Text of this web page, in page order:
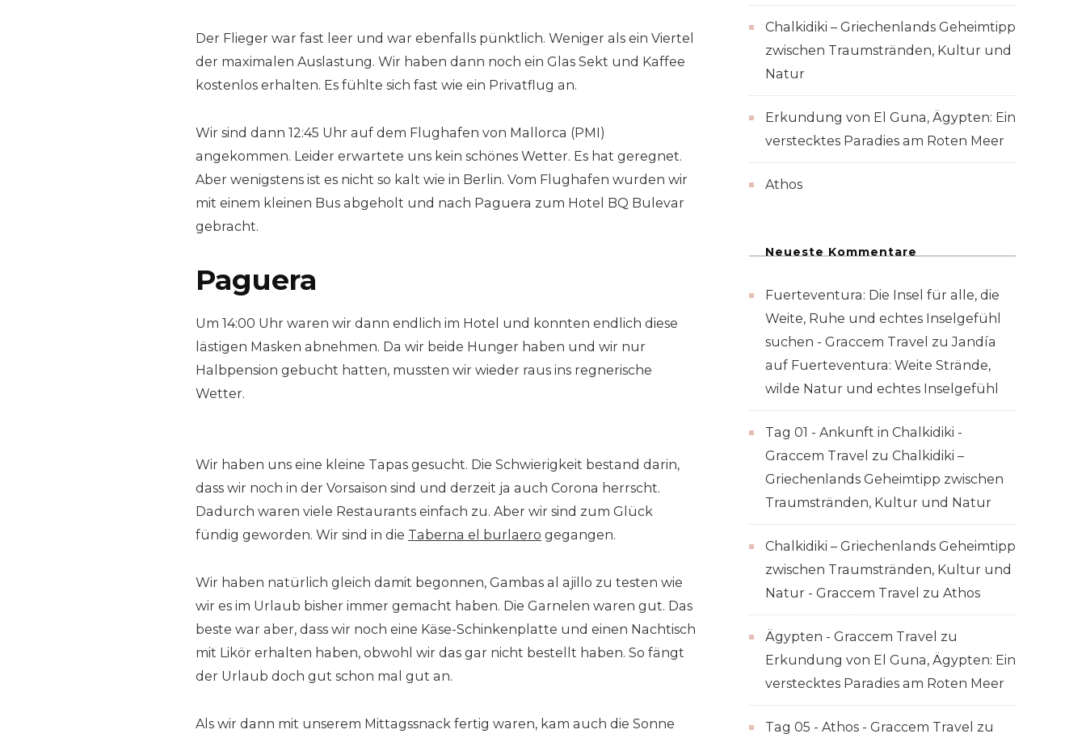
Der Flieger war fast leer und war ebenfalls pünktlich. Weniger als ein Viertel
der maximalen Auslastung. Wir haben dann noch ein Glas Sekt und Kaffee
kostenlos erhalten. Es fühlte sich fast wie ein Privatflug an.
Wir sind dann 12:45 Uhr auf dem Flughafen von Mallorca (PMI)
angekommen. Leider erwartete uns kein schönes Wetter. Es hat geregnet.
Aber wenigstens ist es nicht so kalt wie in Berlin. Vom Flughafen wurden wir
mit einem kleinen Bus abgeholt und nach Paguera zum Hotel BQ Bulevar
gebracht.
Paguera
Um 14:00 Uhr waren wir dann endlich im Hotel und konnten endlich diese
lästigen Masken abnehmen. Da wir beide Hunger haben und wir nur
Halbpension gebucht hatten, mussten wir wieder raus ins regnerische
Wetter.
Wir haben uns eine kleine Tapas gesucht. Die Schwierigkeit bestand darin,
dass wir noch in der Vorsaison sind und derzeit ja auch Corona herrscht.
Dadurch waren viele Restaurants einfach zu. Aber wir sind zum Glück
fündig geworden. Wir sind in die Taberna el burlaero gegangen.
Wir haben natürlich gleich damit begonnen, Gambas al ajillo zu testen wie
wir es im Urlaub bisher immer gemacht haben. Die Garnelen waren gut. Das
beste war aber, dass wir noch eine Käse-Schinkenplatte und einen Nachtisch
mit Likör erhalten haben, obwohl wir das gar nicht bestellt haben. So fängt
der Urlaub doch gut schon mal gut an.
Als wir dann mit unserem Mittagssnack fertig waren, kam auch die Sonne
Chalkidiki – Griechenlands Geheimtipp
zwischen Traumstränden, Kultur und
Natur
Erkundung von El Guna, Ägypten: Ein
verstecktes Paradies am Roten Meer
Athos
Neueste Kommentare
Fuerteventura: Die Insel für alle, die
Weite, Ruhe und echtes Inselgefühl
suchen - Graccem Travel zuJandía
auf Fuerteventura: Weite Strände,
wilde Natur und echtes Inselgefühl
Tag 01 - Ankunft in Chalkidiki -
Graccem Travel zu Chalkidiki –
Griechenlands Geheimtipp zwischen
Traumstränden, Kultur und Natur
Chalkidiki – Griechenlands Geheimtipp
zwischen Traumstränden, Kultur und
Natur - Graccem Travel zu Athos
Ägypten - Graccem Travel zu
Erkundung von El Guna, Ägypten: Ein
verstecktes Paradies am Roten Meer
Tag 05 - Athos - Graccem Travel zu